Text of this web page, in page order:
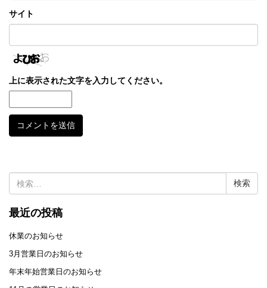
サイト
上に表示された文字を入力してください。
索:
最近の投稿
休業のお知らせ
3月営業日のお知らせ
年末年始営業日のお知らせ